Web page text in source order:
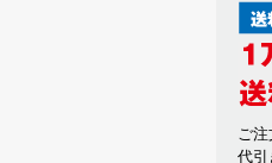
ご
代引